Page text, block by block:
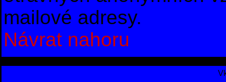
mailové adresy.
Návrat nahoru